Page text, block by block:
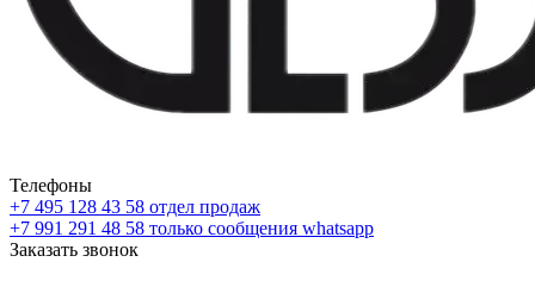
Телефоны
+7 495 128 43 58 отдел продаж
+7 991 291 48 58 только сообщения whatsapp
Заказать звонок